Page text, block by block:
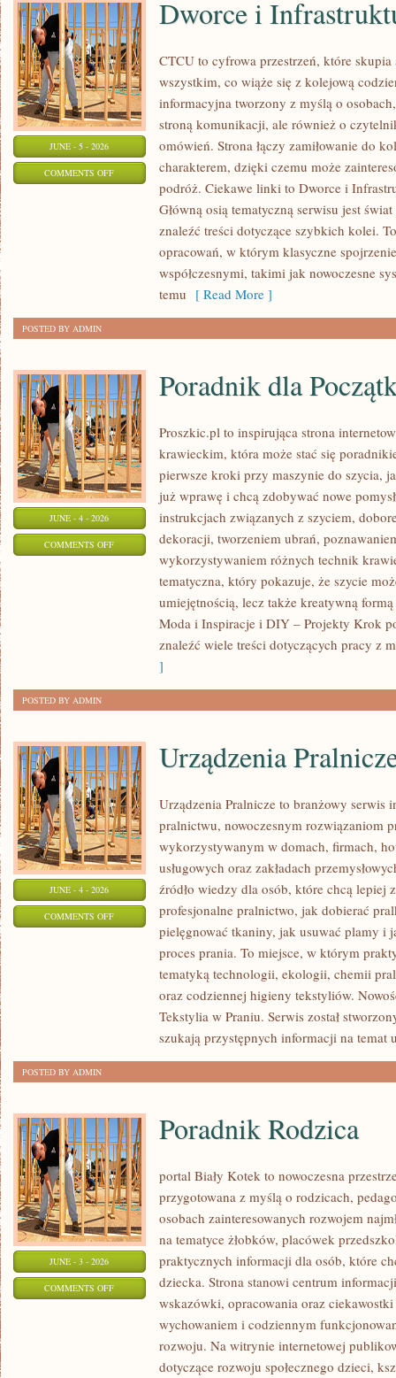
JUNE - 5 - 2026
COMMENTS OFFON
INFRASTRUKTURA
Dworce i
CTCU to cyfrowa przestrzeń, które skupia
wszystkim, co wiąże się z kolejową
informacyjna tworzony z myślą o
stroną komunikacji, ale również o
omówień. Strona łączy zamiłowanie do
charakterem, dzięki czemu może
podróż. Ciekawe linki to Dworce i
Główną osią tematyczną serwisu jest
znaleźć treści dotyczące szybkich kolei.
opracowań, w którym klasyczne
współczesnymi, takimi jak nowoczesne
temu [ Read More ]
POSTED BY ADMIN
JUNE - 4 - 2026
COMMENTS OFFON
POCZĄTKUJĄCYCH
Poradnik dla
Proszkic.pl to inspirująca strona
krawieckim, która może stać się
pierwsze kroki przy maszynie do szycia,
już wprawę i chcą zdobywać nowe
instrukcjach związanych z szyciem,
dekoracji, tworzeniem ubrań,
wykorzystywaniem różnych technik
tematyczna, który pokazuje, że szycie
umiejętnością, lecz także kreatywną
Moda i Inspiracje i DIY – Projekty Krok
znaleźć wiele treści dotyczących pracy z
]
POSTED BY ADMIN
JUNE - 4 - 2026
COMMENTS OFFON
URZĄDZENIA
PRALNICZE
Urządzenia
Urządzenia Pralnicze to branżowy serwis
pralnictwu, nowoczesnym rozwiązaniom
wykorzystywanym w domach, firmach,
usługowych oraz zakładach
źródło wiedzy dla osób, które chcą lepiej
profesjonalne pralnictwo, jak dobierać
pielęgnować tkaniny, jak usuwać plamy i
proces prania. To miejsce, w którym
tematyką technologii, ekologii, chemii
oraz codziennej higieny tekstyliów.
Tekstylia w Praniu. Serwis został
szukają przystępnych informacji na temat
POSTED BY ADMIN
JUNE - 3 - 2026
COMMENTS OFFON
Poradnik Rodzica
portal Biały Kotek to nowoczesna
przygotowana z myślą o rodzicach,
osobach zainteresowanych rozwojem
na tematyce żłobków, placówek
praktycznych informacji dla osób, które
dziecka. Strona stanowi centrum
wskazówki, opracowania oraz
wychowaniem i codziennym
rozwoju. Na witrynie internetowej
dotyczące rozwoju społecznego dzieci,